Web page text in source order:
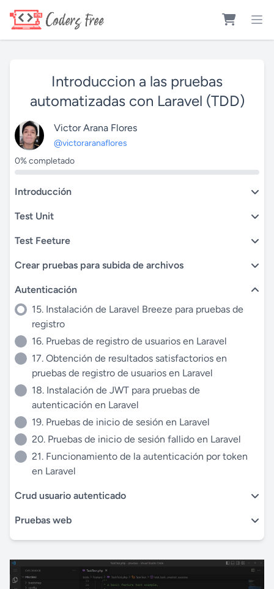
Introduccion a las pruebas
automatizadas con Laravel (TDD)
Victor Arana Flores
@victoraranaflores
0% completado
Introducción
Test Unit
Test Feeture
Crear pruebas para subida de archivos
Autenticación
15. Instalación de Laravel Breeze para pruebas de
registro
16. Pruebas de registro de usuarios en Laravel
17. Obtención de resultados satisfactorios en
pruebas de registro de usuarios en Laravel
18. Instalación de JWT para pruebas de
autenticación en Laravel
19. Pruebas de inicio de sesión en Laravel
20. Pruebas de inicio de sesión fallido en Laravel
21. Funcionamiento de la autenticación por token
en Laravel
Crud usuario autenticado
Pruebas web